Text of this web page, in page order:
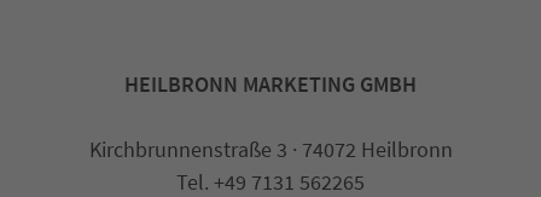
HEILBRONN MARKETING GMBH
Kirchbrunnenstraße 3 · 74072 Heilbronn
Tel. +49 7131 562265